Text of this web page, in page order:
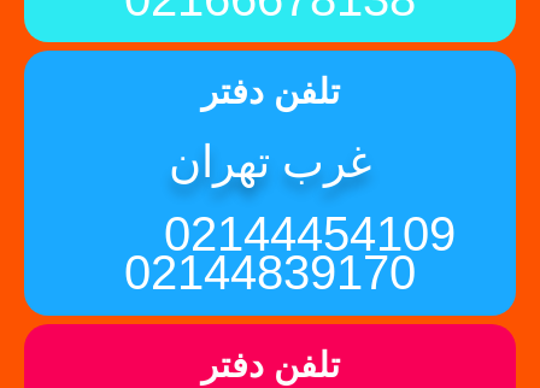
تلفن دفتر
غرب تهران
02144454109
02144839170
تلفن دفتر